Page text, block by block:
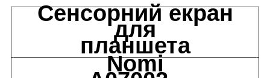
Сенсорний екран
для
планшета
Nomi